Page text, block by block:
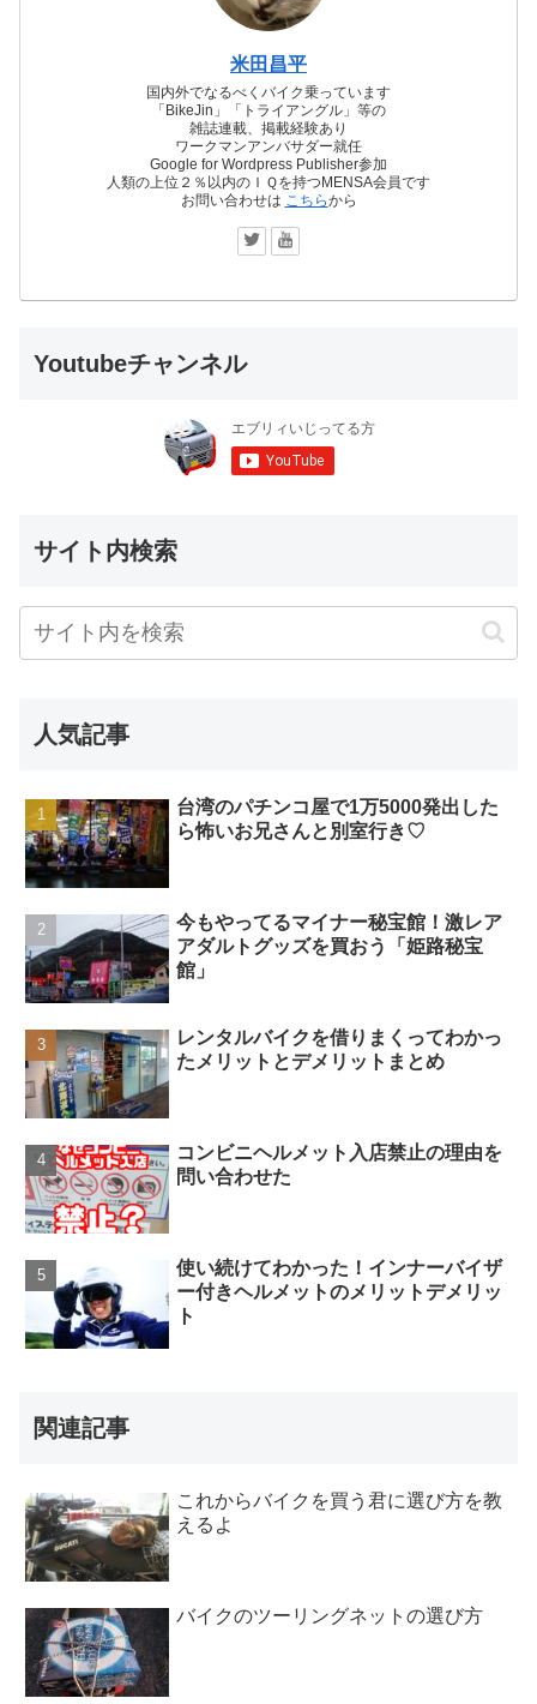
米田昌平
国内外でなるべくバイク乗っています
「BikeJin」「トライアングル」等の
雑誌連載、掲載経験あり
ワークマンアンバサダー就任
Google for Wordpress Publisher参加
人類の上位２％以内のＩＱを持つMENSA会員です
お問い合わせは こちらから
Youtubeチャンネル
サイト内検索
人気記事
台湾のパチンコ屋で1万5000発出した
ら怖いお兄さんと別室行き♡
今もやってるマイナー秘宝館！激レア
アダルトグッズを買おう「姫路秘宝
館」
レンタルバイクを借りまくってわかっ
たメリットとデメリットまとめ
コンビニヘルメット入店禁止の理由を
問い合わせた
使い続けてわかった！インナーバイザ
ー付きヘルメットのメリットデメリッ
ト
関連記事
これからバイクを買う君に選び方を教
えるよ
バイクのツーリングネットの選び方